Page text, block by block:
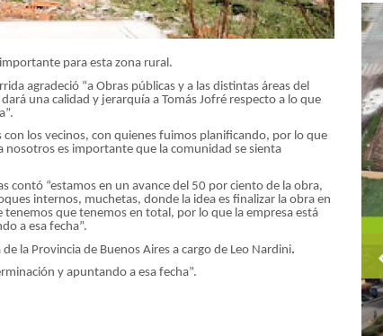
para esta zona rural.
agradeció “a Obras públicas y a las distintas áreas del
una calidad y jerarquía a Tomás Jofré respecto a lo que
los vecinos, con quienes fuimos planificando, por lo que
nosotros es importante que la comunidad se sienta
contó “estamos en un avance del 50 por ciento de la obra,
internos, muchetas, donde la idea es finalizar la obra en
que tenemos en total, por lo que la empresa está
a esa fecha”.
la Provincia de Buenos Aires a cargo de Leo Nardini.
y apuntando a esa fecha”.